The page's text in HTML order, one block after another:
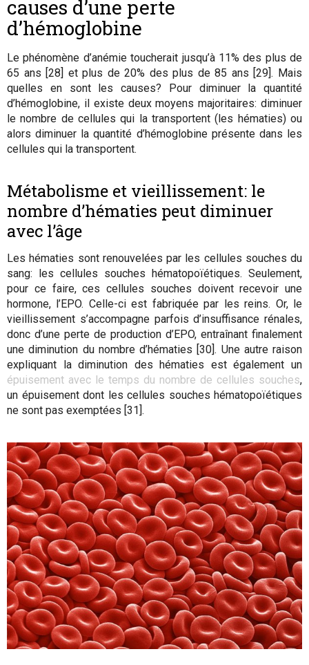
causes d’une perte
d’hémoglobine
Le phénomène d’anémie toucherait jusqu’à 11% des plus de
65 ans [28] et plus de 20% des plus de 85 ans [29]. Mais
quelles en sont les causes? Pour diminuer la quantité
d’hémoglobine, il existe deux moyens majoritaires: diminuer
le nombre de cellules qui la transportent (les hématies) ou
alors diminuer la quantité d’hémoglobine présente dans les
cellules qui la transportent.
Métabolisme et vieillissement: le
nombre d’hématies peut diminuer
avec l’âge
Les hématies sont renouvelées par les cellules souches du
sang: les cellules souches hématopoïétiques. Seulement,
pour ce faire, ces cellules souches doivent recevoir une
hormone, l’EPO. Celle-ci est fabriquée par les reins. Or, le
vieillissement s’accompagne parfois d’insuffisance rénales,
donc d’une perte de production d’EPO, entraînant finalement
une diminution du nombre d’hématies [30]. Une autre raison
expliquant la diminution des hématies est également un
épuisement avec le temps du nombre de cellules souches,
un épuisement dont les cellules souches hématopoïétiques
ne sont pas exemptées [31].